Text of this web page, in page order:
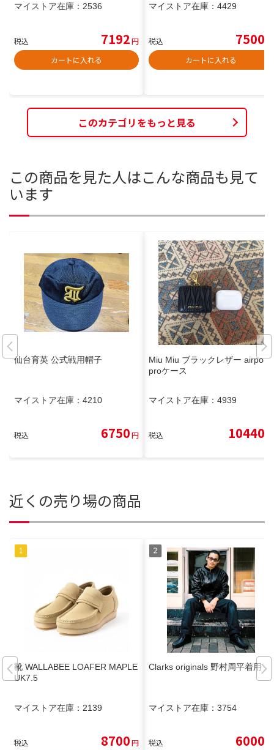
マイストア在庫： 2536
税込 7192円
カートに入れる
マイストア在庫： 4429
税込 7500
カートに入れる
このカテゴリをもっと見る
この商品を見た人はこんな商品も見て
います
仙台育英 公式戦用帽子
マイストア在庫： 4210
税込 6750円
Miu Miu ブラックレザー airpods
proケース
マイストア在庫： 4939
税込 10440
近くの売り場の商品
靴 WALLABEE LOAFER MAPLE
UK7.5
マイストア在庫： 2139
税込 8700円
Clarks originals 野村周平着用
マイストア在庫： 3754
税込 6000